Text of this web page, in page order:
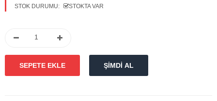
STOK DURUMU:
STOKTA VAR